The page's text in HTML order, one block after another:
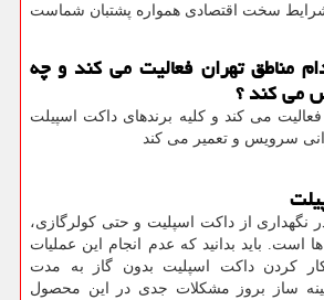
سخت اقتصادی همواره پشتبان شماست
مناطق تهران فعالیت می کند و چه
می کند ؟
می کند و کلیه برندهای داکت اسپیلت
سرویس و تعمیر می کند
نگهداری از داکت اسپلیت و حتی کولرگازی،
است. باید بدانید که عدم انجام این عملیات
کردن داکت اسپلیت بدون گاز به مدت
ساز بروز مشکلات جدی در این محصول